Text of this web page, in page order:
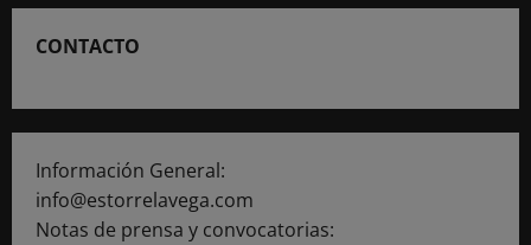
denuncia
por
el
maltrato
a
unos
gatos
CONTACTO
Información General:
info@estorrelavega.com
Notas de prensa y convocatorias: